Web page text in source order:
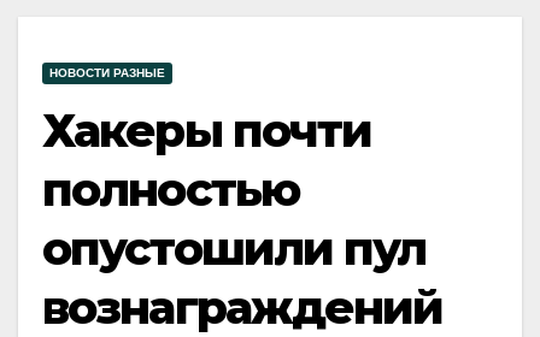
НОВОСТИ РАЗНЫЕ
Хакеры почти
полностью
опустошили пул
вознаграждений